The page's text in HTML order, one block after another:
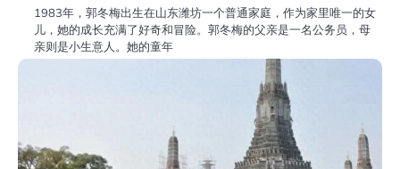
1983年，郭冬梅出生在山东潍坊一个普通家庭，作为家里唯一的女
儿，她的成长充满了好奇和冒险。郭冬梅的父亲是一名公务员，母
亲则是小生意人。她的童年